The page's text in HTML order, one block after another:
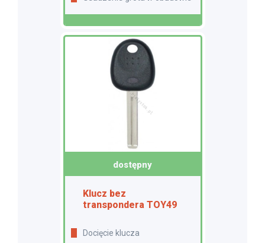
dostępny
Klucz bez
transpondera TOY49
Docięcie klucza